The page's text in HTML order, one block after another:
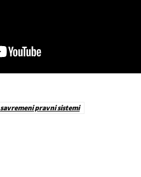
savremeni pravni sistemi